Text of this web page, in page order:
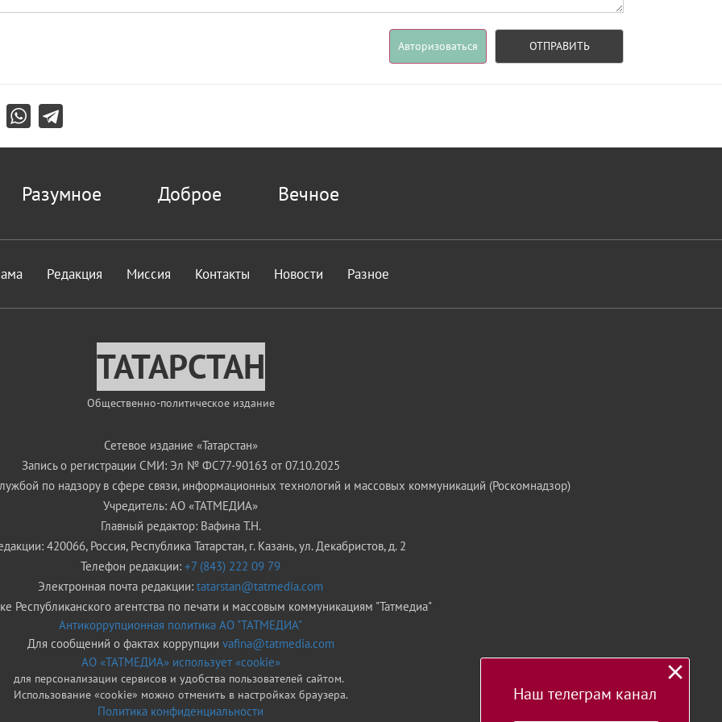
Авторизоваться ОТПРАВИТЬ
Разумное Доброе Вечное
Редакция Миссия Контакты Новости Разное
ТАТАРСТАН
Общественно-политическое издание
Сетевое издание «Татарстан»
Запись о регистрации СМИ: Эл № ФС77-90163 от 07.10.2025
по надзору в сфере связи, информационных технологий и массовых коммуникаций (Роскомнадзор)
Учредитель: АО «ТАТМЕДИА»
Главный редактор: Вафина Т.Н.
420066, Россия, Республика Татарстан, г. Казань, ул. Декабристов, д. 2
Телефон редакции: +7 (843) 222 09 79
Электронная почта редакции: tatarstan@tatmedia.com
Республиканского агентства по печати и массовым коммуникациям "Татмедиа"
Антикоррупционная политика АО "ТАТМЕДИА"
Для сообщений о фактах коррупции vafina@tatmedia.com
АО «ТАТМЕДИА» использует «cookie»
для персонализации сервисов и удобства пользователей сайтом.
Использование «cookie» можно отменить в настройках браузера.
Политика конфиденциальности
Наш телеграм канал